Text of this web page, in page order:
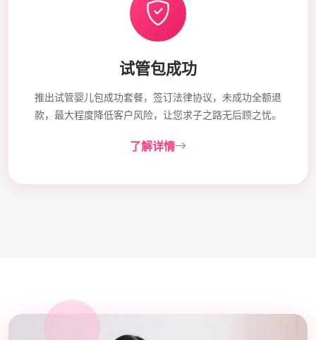
试管包成功
推出试管婴儿包成功套餐，签订法律协议，未成功全额退
款，最大程度降低客户风险，让您求子之路无后顾之忧。
了解详情